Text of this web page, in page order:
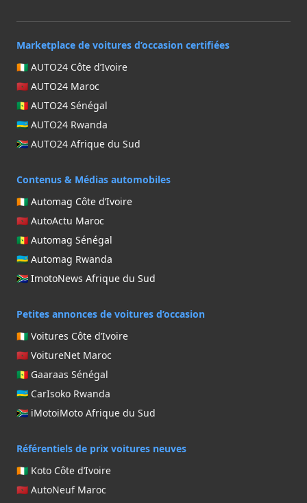
Marketplace de voitures d’occasion certifiées
🇨🇮 AUTO24 Côte d’Ivoire
🇲🇦 AUTO24 Maroc
🇸🇳 AUTO24 Sénégal
🇷🇼 AUTO24 Rwanda
🇿🇦 AUTO24 Afrique du Sud
Contenus & Médias automobiles
🇨🇮 Automag Côte d’Ivoire
🇲🇦 AutoActu Maroc
🇸🇳 Automag Sénégal
🇷🇼 Automag Rwanda
🇿🇦 ImotoNews Afrique du Sud
Petites annonces de voitures d’occasion
🇨🇮 Voitures Côte d’Ivoire
🇲🇦 VoitureNet Maroc
🇸🇳 Gaaraas Sénégal
🇷🇼 CarIsoko Rwanda
🇿🇦 iMotoiMoto Afrique du Sud
Référentiels de prix voitures neuves
🇨🇮 Koto Côte d’Ivoire
🇲🇦 AutoNeuf Maroc